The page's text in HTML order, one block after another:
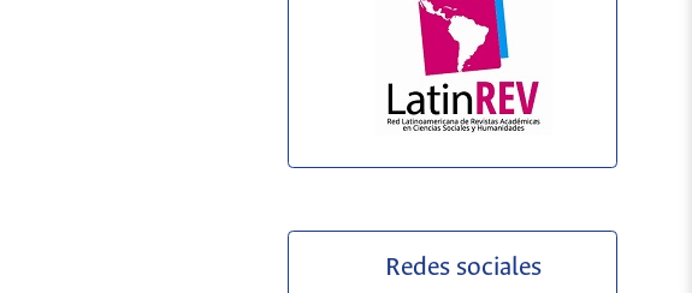
Redes sociales